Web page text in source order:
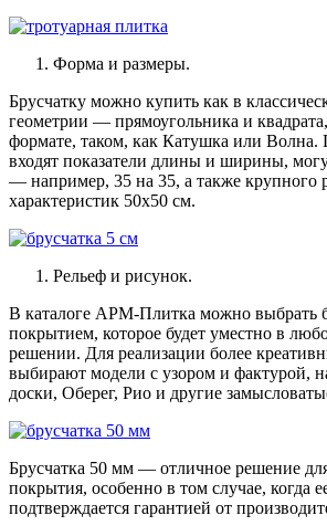
Форма и размеры.
Брусчатку можно купить как в
геометрии — прямоугольника и
формате, таком, как Катушка или Волна.
входят показатели длины и ширины,
— например, 35 на 35, а также крупного
характеристик 50х50 см.
Рельеф и рисунок.
В каталоге АРМ-Плитка можно выбрать
покрытием, которое будет уместно в
решении. Для реализации более
выбирают модели с узором и фактурой,
доски, Оберег, Рио и другие
Брусчатка 50 мм — отличное решение
покрытия, особенно в том случае, когда
подтверждается гарантией от